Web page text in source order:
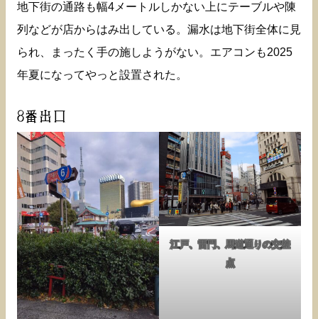
地下街の通路も幅4メートルしかない上にテーブルや陳
列などが店からはみ出している。漏水は地下街全体に見
られ、まったく手の施しようがない。エアコンも2025
年夏になってやっと設置された。
8番出口
江戸、雷門、馬道通りの交差
点